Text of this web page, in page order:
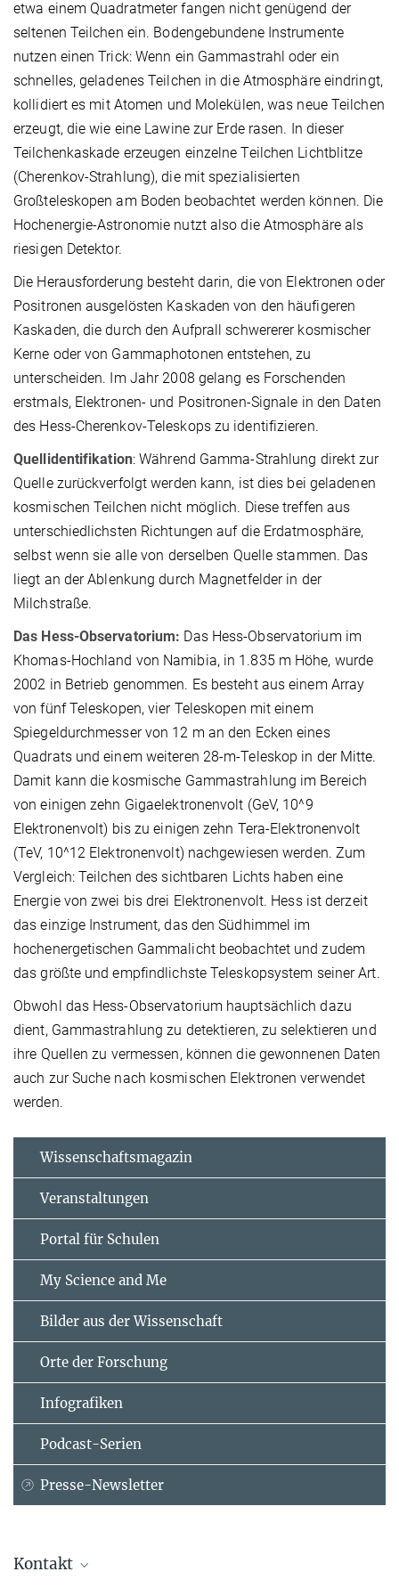
etwa einem Quadratmeter fangen nicht genügend der
seltenen Teilchen ein. Bodengebundene Instrumente
nutzen einen Trick: Wenn ein Gammastrahl oder ein
schnelles, geladenes Teilchen in die Atmosphäre eindringt,
kollidiert es mit Atomen und Molekülen, was neue Teilchen
erzeugt, die wie eine Lawine zur Erde rasen. In dieser
Teilchenkaskade erzeugen einzelne Teilchen Lichtblitze
(Cherenkov-Strahlung), die mit spezialisierten
Großteleskopen am Boden beobachtet werden können. Die
Hochenergie-Astronomie nutzt also die Atmosphäre als
riesigen Detektor.
Die Herausforderung besteht darin, die von Elektronen oder
Positronen ausgelösten Kaskaden von den häufigeren
Kaskaden, die durch den Aufprall schwererer kosmischer
Kerne oder von Gammaphotonen entstehen, zu
unterscheiden. Im Jahr 2008 gelang es Forschenden
erstmals, Elektronen- und Positronen-Signale in den Daten
des Hess-Cherenkov-Teleskops zu identifizieren.
Quellidentifikation: Während Gamma-Strahlung direkt zur
Quelle zurückverfolgt werden kann, ist dies bei geladenen
kosmischen Teilchen nicht möglich. Diese treffen aus
unterschiedlichsten Richtungen auf die Erdatmosphäre,
selbst wenn sie alle von derselben Quelle stammen. Das
liegt an der Ablenkung durch Magnetfelder in der
Milchstraße.
Das Hess-Observatorium: Das Hess-Observatorium im
Khomas-Hochland von Namibia, in 1.835 m Höhe, wurde
2002 in Betrieb genommen. Es besteht aus einem Array
von fünf Teleskopen, vier Teleskopen mit einem
Spiegeldurchmesser von 12 m an den Ecken eines
Quadrats und einem weiteren 28-m-Teleskop in der Mitte.
Damit kann die kosmische Gammastrahlung im Bereich
von einigen zehn Gigaelektronenvolt (GeV, 10^9
Elektronenvolt) bis zu einigen zehn Tera-Elektronenvolt
(TeV, 10^12 Elektronenvolt) nachgewiesen werden. Zum
Vergleich: Teilchen des sichtbaren Lichts haben eine
Energie von zwei bis drei Elektronenvolt. Hess ist derzeit
das einzige Instrument, das den Südhimmel im
hochenergetischen Gammalicht beobachtet und zudem
das größte und empfindlichste Teleskopsystem seiner Art.
Obwohl das Hess-Observatorium hauptsächlich dazu
dient, Gammastrahlung zu detektieren, zu selektieren und
ihre Quellen zu vermessen, können die gewonnenen Daten
auch zur Suche nach kosmischen Elektronen verwendet
werden.
Wissenschaftsmagazin
Veranstaltungen
Portal für Schulen
My Science and Me
Bilder aus der Wissenschaft
Orte der Forschung
Infografiken
Podcast-Serien
Presse-Newsletter
Kontakt